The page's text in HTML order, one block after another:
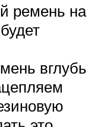
ремень на
вглубь